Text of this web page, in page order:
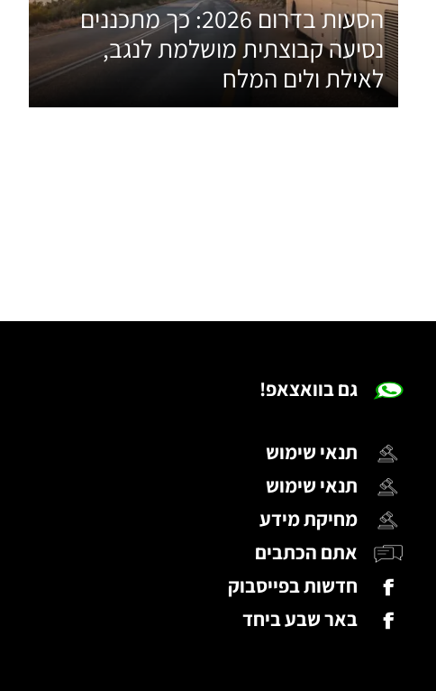
הסעות בדרום 2026: כך מתכננים
נסיעה קבוצתית מושלמת לנגב,
לאילת ולים המלח
גם בוואצאפ!
תנאי שימוש
תנאי שימוש
מחיקת מידע
אתם הכתבים
חדשות בפייסבוק
באר שבע ביחד